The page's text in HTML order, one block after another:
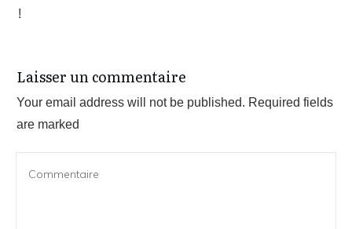
!
Laisser un commentaire
Your email address will not be published. Required fields
are marked